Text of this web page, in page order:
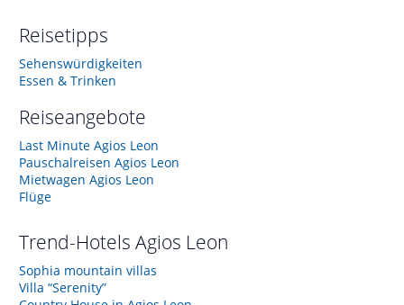
Reisetipps
Sehenswürdigkeiten
Essen & Trinken
Reiseangebote
Last Minute Agios Leon
Pauschalreisen Agios Leon
Mietwagen Agios Leon
Flüge
Trend-Hotels Agios Leon
Sophia mountain villas
Villa “Serenity”